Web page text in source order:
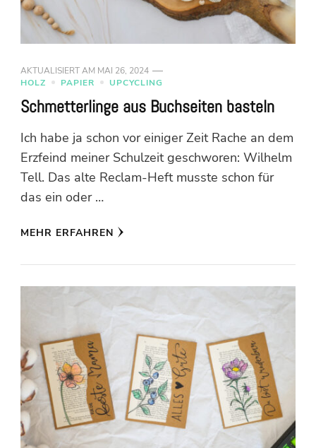
AKTUALISIERT AM MAI 26, 2024
HOLZ
PAPIER UPCYCLING
Schmetterlinge aus Buchseiten basteln
Ich habe ja schon vor einiger Zeit Rache an dem
Erzfeind meiner Schulzeit geschworen: Wilhelm
Tell. Das alte Reclam-Heft musste schon für
das ein oder …
MEHR ERFAHREN